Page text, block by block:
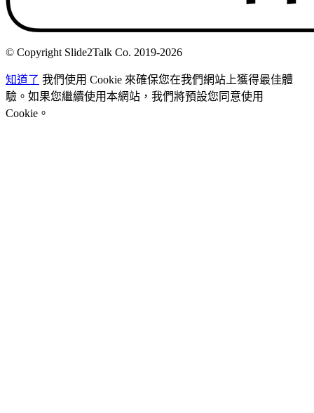
© Copyright Slide2Talk Co. 2019-2026
知道了 我們使用 Cookie 來確保您在我們網站上獲得最佳體
驗。如果您繼續使用本網站，我們將預設您同意使用
Cookie。